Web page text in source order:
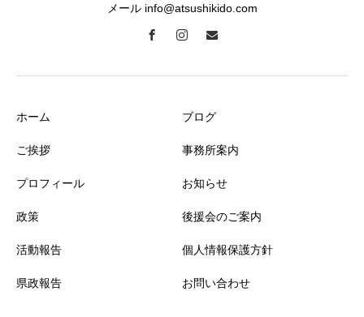
メール info@atsushikido.com
ホーム
ご挨拶
プロフィール
政策
活動報告
県政報告
ブログ
事務所案内
お知らせ
後援会のご案内
個人情報保護方針
お問い合わせ